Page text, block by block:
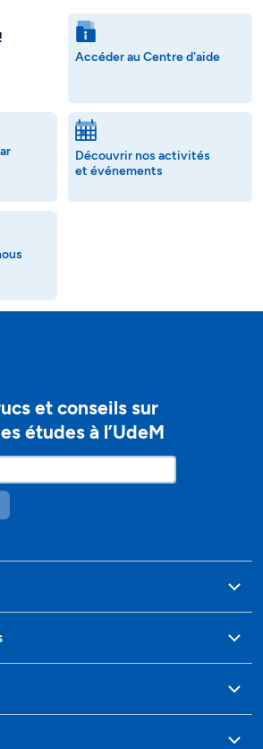
Accéder au Centre d'aide
Découvrir nos activités
et événements
et conseils sur
études à l’UdeM